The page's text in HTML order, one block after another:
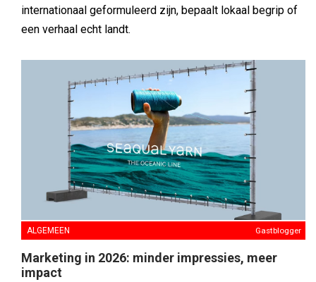
internationaal geformuleerd zijn, bepaalt lokaal begrip of
een verhaal echt landt.
ALGEMEEN Gastblogger
Marketing in 2026: minder impressies, meer
impact